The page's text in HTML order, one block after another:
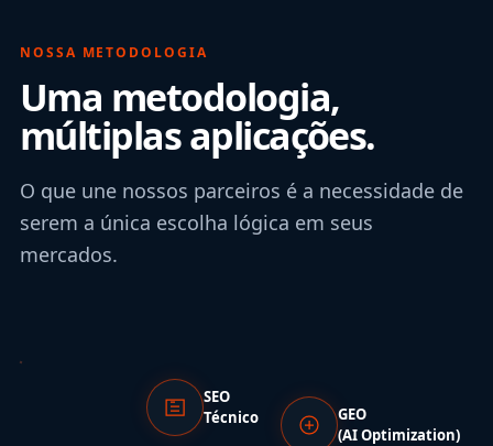
NOSSA METODOLOGIA
Uma metodologia,
múltiplas aplicações.
O que une nossos parceiros é a necessidade de
serem a única escolha lógica em seus
mercados.
SEO
Técnico
GEO
(AI Optimization)